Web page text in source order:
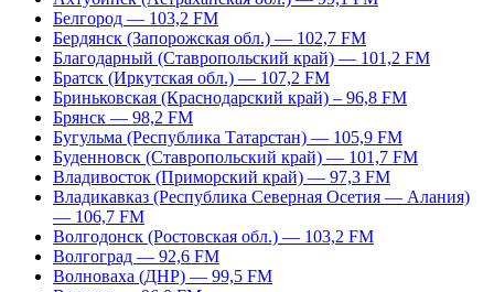
Белгород — 103,2 FM
Бердянск (Запорожская обл.) — 102,7 FM
Благодарный (Ставропольский край) — 101,2 FM
Братск (Иркутская обл.) — 107,2 FM
Бриньковская (Краснодарский край) – 96,8 FM
Брянск — 98,2 FM
Бугульма (Республика Татарстан) — 105,9 FM
Буденновск (Ставропольский край) — 101,7 FM
Владивосток (Приморский край) — 97,3 FM
Владикавказ (Республика Северная Осетия — Алания)
— 106,7 FM
Волгодонск (Ростовская обл.) — 103,2 FM
Волгоград — 92,6 FM
Волноваха (ДНР) — 99,5 FM